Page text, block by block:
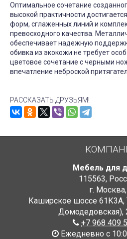
Оптимальное сочетание
высокой практичности
форм, сглаженных линий и
превосходного качества.
обеспечивает надежную
обивка из экокожи не требует
цветовое сочетание с черными
впечатление неброской
РАССКАЗАТЬ ДРУЗЬЯМ!
Мебель для
115563,
г. Москва,
Каширское шоссе
Домодедовская),
+7 968 409
Ежедневно с